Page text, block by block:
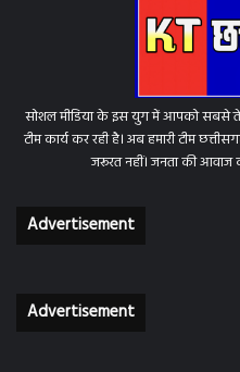
सोशल मीडिया के इस युग में आपको सबसे
टीम कार्य कर रही है। अब हमारी टीम
जरूरत नहीं। जनता की आवाज
Advertisement
Advertisement